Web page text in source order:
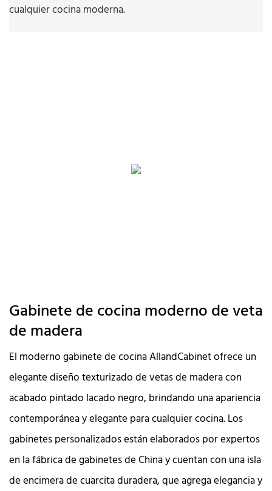
cualquier cocina moderna.
Gabinete de cocina moderno de veta
de madera
El moderno gabinete de cocina AllandCabinet ofrece un
elegante diseño texturizado de vetas de madera con
acabado pintado lacado negro, brindando una apariencia
contemporánea y elegante para cualquier cocina. Los
gabinetes personalizados están elaborados por expertos
en la fábrica de gabinetes de China y cuentan con una isla
de encimera de cuarcita duradera, que agrega elegancia y